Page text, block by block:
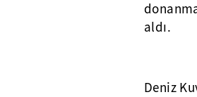
aldı.
Deniz